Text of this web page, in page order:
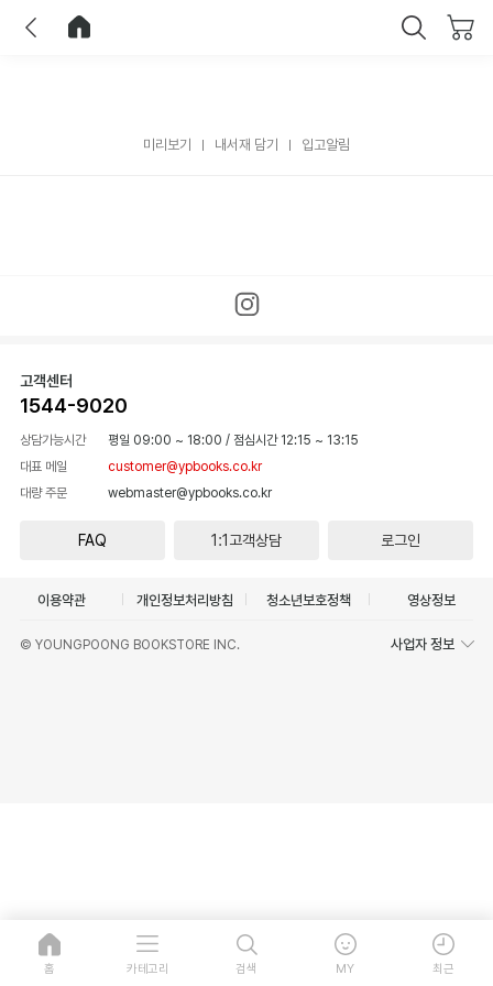
미리보기 내서재 담기 입고알림
고객센터
1544-9020
상담가능시간 평일 09:00 ~ 18:00 / 점심시간 12:15 ~ 13:15
대표 메일
customer@ypbooks.co.kr
대량 주문
webmaster@ypbooks.co.kr
FAQ 1:1고객상담 로그인
이용약관 개인정보처리방침 청소년보호정책 영상정보
© YOUNGPOONG BOOKSTORE INC. 사업자 정보
홈 카테고리 검색 MY 최근